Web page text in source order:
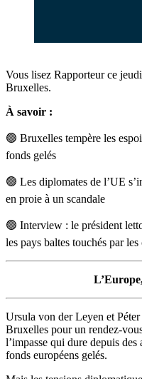
Vous lisez Rapporteur ce
Bruxelles.
À savoir :
🟢 Bruxelles tempère les
fonds gelés
🟢 Les diplomates de l’UE
en proie à un scandale
🟢 Interview : le président
les pays baltes touchés par les
Ursula von der Leyen et
Bruxelles pour un rendez-
l’impasse qui dure depuis
fonds européens gelés.